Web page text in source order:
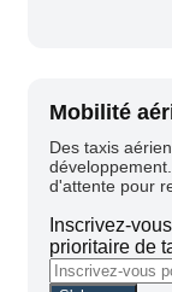
Mobilité
Des taxis
d'attente pour
Inscrivez-
prioritaire de